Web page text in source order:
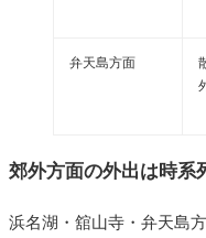
弁天島方面
郊外方面の外出は時系
浜名湖・舘山寺・弁天島